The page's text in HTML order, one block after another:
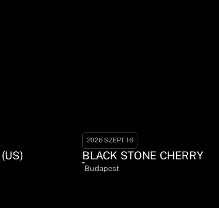
2026 SZEPT 16
BLACK STONE CHERRY
Budapest